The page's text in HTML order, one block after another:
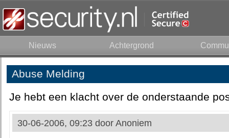
Nieuws Achtergrond
Abuse Melding
Je hebt een klacht over de onderstaande
30-06-2006, 09:23 door Anoniem